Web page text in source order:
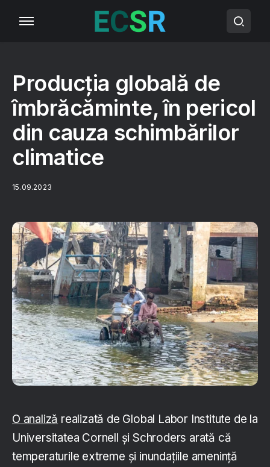
Producția globală de
îmbrăcăminte, în pericol
din cauza schimbărilor
climatice
15.09.2023
O analiză realizată de Global Labor Institute de la
Universitatea Cornell și Schroders arată că
temperaturile extreme și inundațiile amenință